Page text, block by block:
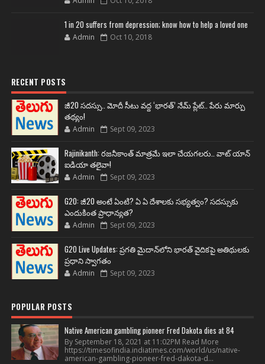
1 in 20 suffers from depression; know how to help a loved one
Admin Oct 10, 2018
RECENT POSTS
జీ20 సదస్సు.. మోదీ సీటు వద్ద ‘భారత్’ నేమ్ ప్లేట్‌.. పేరు మార్పు
తథ్యం!
Admin Sept 09, 2023
Rajinikanth: రజనీకాంత్ మాత్రమే ఇలా చేయగలరు.. వాట్ యాన్
ఐడియా తలైవా!
Admin Sept 09, 2023
G20: జీ20 అంటే ఏంటి? ఏ ఏ దేశాలకు సభ్యత్వం? సదస్సుకు
ఎందుకింత ప్రాధాన్యత?
Admin Sept 09, 2023
G20 Live Updates: ప్రగతి మైదాన్‌లోని భారత్ వైదికపై అతిథులకు
ప్రధాని స్వాగతం
Admin Sept 09, 2023
POPULAR POSTS
Native American gambling pioneer Fred Dakota dies at 84
By September 18, 2021 at 11:02PM Read More
https://timesofindia.indiatimes.com/world/us/native-
american-gambling-pioneer-fred-dakota-d...